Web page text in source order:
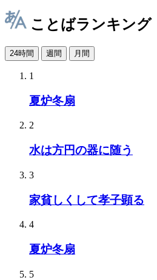
ことばランキング
24時間 週間 月間
1
夏炉冬扇
2
水は方円の器に随う
3
家貧しくして孝子顕る
4
夏炉冬扇
5